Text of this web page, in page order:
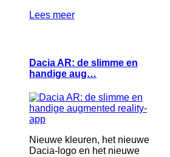
Lees meer
Dacia AR: de slimme en
handige aug…
Nieuwe kleuren, het nieuwe
Dacia-logo en het nieuwe